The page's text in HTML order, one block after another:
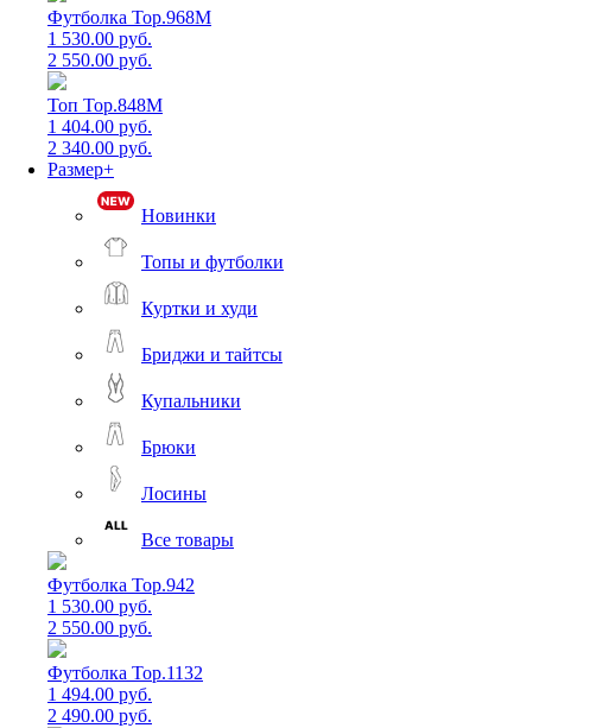
Футболка Top.968M
1 530.00 руб.
2 550.00 руб.
Топ Top.848M
1 404.00 руб.
2 340.00 руб.
Размер+
Новинки
Топы и футболки
Куртки и худи
Бриджи и тайтсы
Купальники
Брюки
Лосины
Все товары
Футболка Top.942
1 530.00 руб.
2 550.00 руб.
Футболка Top.1132
1 494.00 руб.
2 490.00 руб.